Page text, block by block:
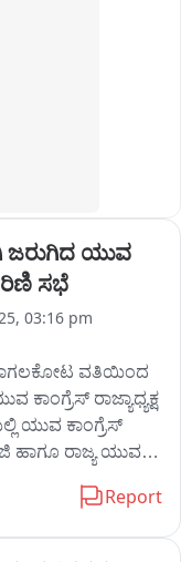
ಜರುಗಿದ ಯುವ
ಸಭೆ
03:16 pm
ವತಿಯಿಂದ
ರಾಜ್ಯಾಧ್ಯಕ್ಷ
ಯುವ ಕಾಂಗ್ರೆಸ್
ಹಾಗೂ ರಾಜ್ಯ ಯುವ
ಸಭೆಯಲ್ಲಿ ಯುವ
ಜಿಲ್ಲಾ
Report